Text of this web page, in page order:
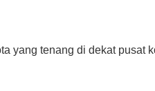
yang tenang di dekat